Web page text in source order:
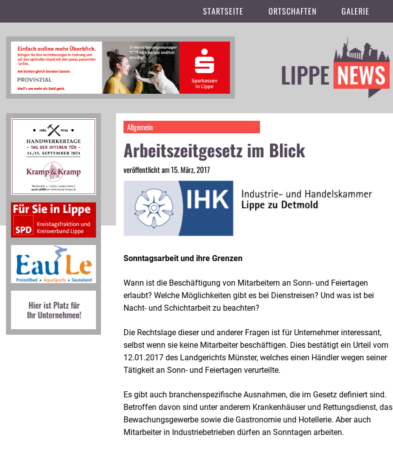
STARTSEITE ORTSCHAFTEN GALERIE
Allgemein
Arbeitszeitgesetz im Blick
veröffentlicht am 15. März, 2017
Sonntagsarbeit und ihre Grenzen
Wann ist die Beschäftigung von Mitarbeitern an Sonn- und Feiertagen
erlaubt? Welche Möglichkeiten gibt es bei Dienstreisen? Und was ist bei
Nacht- und Schichtarbeit zu beachten?
Die Rechtslage dieser und anderer Fragen ist für Unternehmer interessant,
selbst wenn sie keine Mitarbeiter beschäftigen. Dies bestätigt ein Urteil vom
12.01.2017 des Landgerichts Münster, welches einen Händler wegen seiner
Tätigkeit an Sonn- und Feiertagen verurteilte.
Es gibt auch branchenspezifische Ausnahmen, die im Gesetz definiert sind.
Betroffen davon sind unter anderem Krankenhäuser und Rettungsdienst, das
Bewachungsgewerbe sowie die Gastronomie und Hotellerie. Aber auch
Mitarbeiter in Industriebetrieben dürfen an Sonntagen arbeiten.